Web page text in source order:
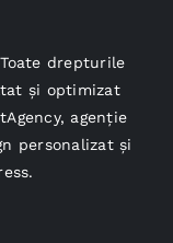
drepturile
și optimizat
, agenție
personalizat și